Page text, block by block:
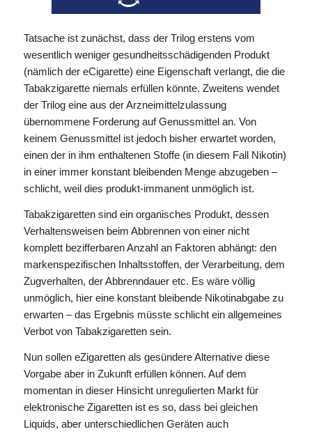
Tatsache ist zunächst, dass der Trilog erstens vom
wesentlich weniger gesundheitsschädigenden Produkt
(nämlich der eCigarette) eine Eigenschaft verlangt, die die
Tabakzigarette niemals erfüllen könnte. Zweitens wendet
der Trilog eine aus der Arzneimittelzulassung
übernommene Forderung auf Genussmittel an. Von
keinem Genussmittel ist jedoch bisher erwartet worden,
einen der in ihm enthaltenen Stoffe (in diesem Fall Nikotin)
in einer immer konstant bleibenden Menge abzugeben –
schlicht, weil dies produkt-immanent unmöglich ist.
Tabakzigaretten sind ein organisches Produkt, dessen
Verhaltensweisen beim Abbrennen von einer nicht
komplett bezifferbaren Anzahl an Faktoren abhängt: den
markenspezifischen Inhaltsstoffen, der Verarbeitung, dem
Zugverhalten, der Abbrenndauer etc. Es wäre völlig
unmöglich, hier eine konstant bleibende Nikotinabgabe zu
erwarten – das Ergebnis müsste schlicht ein allgemeines
Verbot von Tabakzigaretten sein.
Nun sollen eZigaretten als gesündere Alternative diese
Vorgabe aber in Zukunft erfüllen können. Auf dem
momentan in dieser Hinsicht unregulierten Markt für
elektronische Zigaretten ist es so, dass bei gleichen
Liquids, aber unterschiedlichen Geräten auch